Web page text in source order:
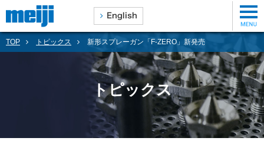
TOP トピックス 新形スプレーガン「F-ZERO」新発売
トピックス